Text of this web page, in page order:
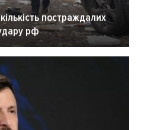
постраждалих
рф